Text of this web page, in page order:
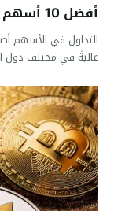
أفضل 10 أسهم سعودية للاستثمار 2025-2026
التداول في الأسهم
عاليةً في مختلف دول